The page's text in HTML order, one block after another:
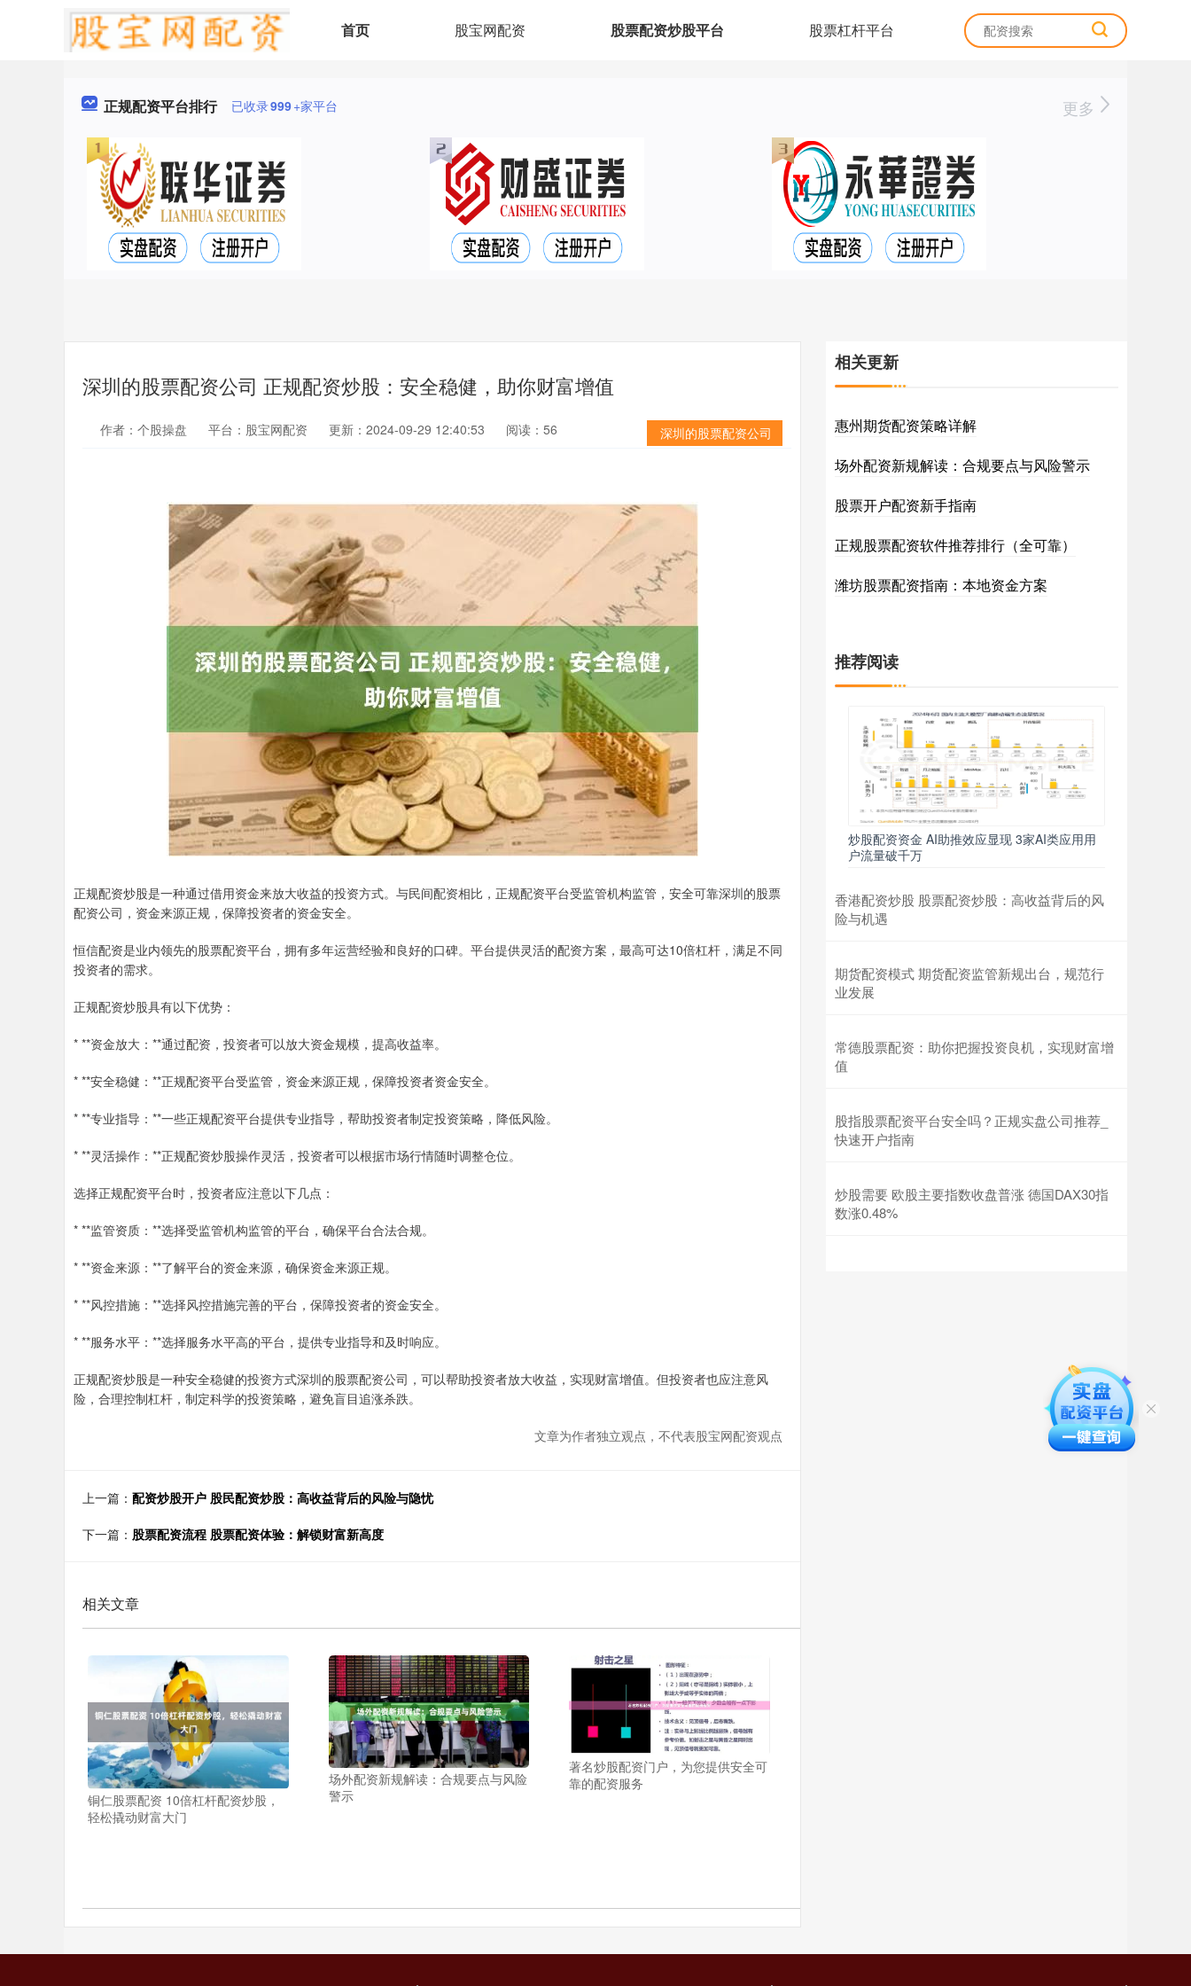
首页 股宝网配资 股票配资炒股平台 股票杠杆平台
正规配资平台排行 已收录999+家平台 更多
深圳的股票配资公司 正规配资炒股：安全稳健，助你财富增值
深圳的股票配资公司
作者：个股操盘 平台：股宝网配资 更新：2024-09-29 12:40:53 阅读：56
正规配资炒股是一种通过借用资金来放大收益的投资方式。与民间配资相比，正规配资平台受监管机构监管，安全可靠深圳的股票
配资公司，资金来源正规，保障投资者的资金安全。
恒信配资是业内领先的股票配资平台，拥有多年运营经验和良好的口碑。平台提供灵活的配资方案，最高可达10倍杠杆，满足不同
投资者的需求。
正规配资炒股具有以下优势：
* **资金放大：**通过配资，投资者可以放大资金规模，提高收益率。
* **安全稳健：**正规配资平台受监管，资金来源正规，保障投资者资金安全。
* **专业指导：**一些正规配资平台提供专业指导，帮助投资者制定投资策略，降低风险。
* **灵活操作：**正规配资炒股操作灵活，投资者可以根据市场行情随时调整仓位。
选择正规配资平台时，投资者应注意以下几点：
* **监管资质：**选择受监管机构监管的平台，确保平台合法合规。
* **资金来源：**了解平台的资金来源，确保资金来源正规。
* **风控措施：**选择风控措施完善的平台，保障投资者的资金安全。
* **服务水平：**选择服务水平高的平台，提供专业指导和及时响应。
正规配资炒股是一种安全稳健的投资方式深圳的股票配资公司，可以帮助投资者放大收益，实现财富增值。但投资者也应注意风
险，合理控制杠杆，制定科学的投资策略，避免盲目追涨杀跌。
文章为作者独立观点，不代表股宝网配资观点
上一篇： 配资炒股开户 股民配资炒股：高收益背后的风险与隐忧
下一篇： 股票配资流程 股票配资体验：解锁财富新高度
相关文章
铜仁股票配资 10倍杠杆配资炒股，
轻松撬动财富大门
场外配资新规解读：合规要点与风险
警示
著名炒股配资门户，为您提供安全可
靠的配资服务
相关更新
惠州期货配资策略详解
场外配资新规解读：合规要点与风险警示
股票开户配资新手指南
正规股票配资软件推荐排行（全可靠）
潍坊股票配资指南：本地资金方案
推荐阅读
炒股配资资金 AI助推效应显现 3家AI类应用用
户流量破千万
香港配资炒股 股票配资炒股：高收益背后的风
险与机遇
期货配资模式 期货配资监管新规出台，规范行
业发展
常德股票配资：助你把握投资良机，实现财富增
值
股指股票配资平台安全吗？正规实盘公司推荐_
快速开户指南
炒股需要 欧股主要指数收盘普涨 德国DAX30指
数涨0.48%